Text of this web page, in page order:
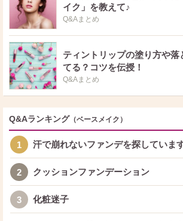
イク」を教えて♪
Q&Aまとめ
ティントリップの塗り方や落
てる？コツを伝授！
Q&Aまとめ
Q&Aランキング （ベースメイク）
1 汗で崩れないファンデを探しています
2 クッションファンデーション
3 化粧迷子